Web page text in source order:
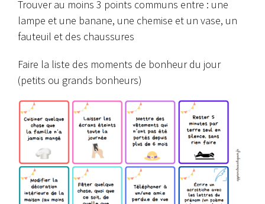
Trouver au moins 3 points communs entre : une
lampe et une banane, une chemise et un vase, un
fauteuil et des chaussures
Faire la liste des moments de bonheur du jour
(petits ou grands bonheurs)